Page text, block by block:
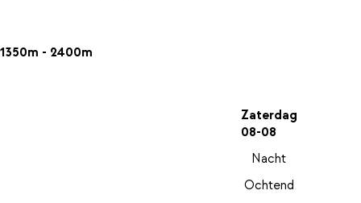
1350m - 2400m
Zaterdag
08-08
Nacht
Ochtend